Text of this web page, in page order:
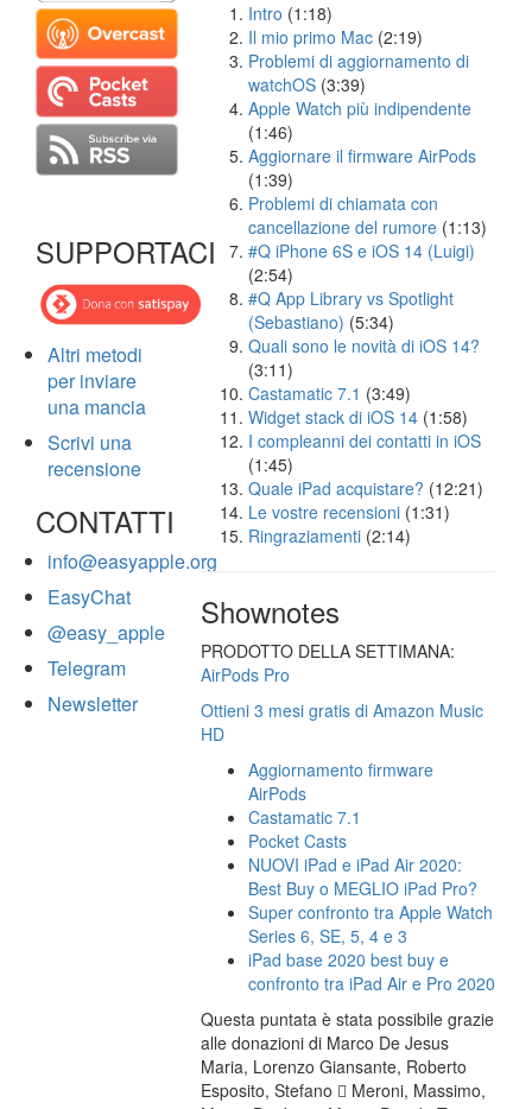
SUPPORTACI
Altri metodi
per inviare
una mancia
Scrivi una
recensione
CONTATTI
info@easyapple.org
EasyChat
@easy_apple
Telegram
Newsletter
Intro (1:18)
Il mio primo Mac (2:19)
Problemi di aggiornamento di
watchOS (3:39)
Apple Watch più indipendente
(1:46)
Aggiornare il firmware AirPods
(1:39)
Problemi di chiamata con
cancellazione del rumore (1:13)
#Q iPhone 6S e iOS 14 (Luigi)
(2:54)
#Q App Library vs Spotlight
(Sebastiano) (5:34)
Quali sono le novità di iOS 14?
(3:11)
Castamatic 7.1 (3:49)
Widget stack di iOS 14 (1:58)
I compleanni dei contatti in iOS
(1:45)
Quale iPad acquistare? (12:21)
Le vostre recensioni (1:31)
Ringraziamenti (2:14)
Shownotes
PRODOTTO DELLA SETTIMANA:
AirPods Pro
Ottieni 3 mesi gratis di Amazon Music
HD
Aggiornamento firmware
AirPods
Castamatic 7.1
Pocket Casts
NUOVI iPad e iPad Air 2020:
Best Buy o MEGLIO iPad Pro?
Super confronto tra Apple Watch
Series 6, SE, 5, 4 e 3
iPad base 2020 best buy e
confronto tra iPad Air e Pro 2020
Questa puntata è stata possibile grazie
alle donazioni di Marco De Jesus
Maria, Lorenzo Giansante, Roberto
Esposito, Stefano  Meroni, Massimo,